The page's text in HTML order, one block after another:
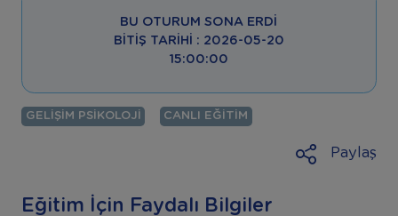
BU OTURUM SONA ERDI
BITIŞ TARIHI : 2026-05-20
15:00:00
GELIŞIM PSIKOLOJI CANLI EĞITIM
Paylaş
Eğitim İçin Faydalı Bilgiler